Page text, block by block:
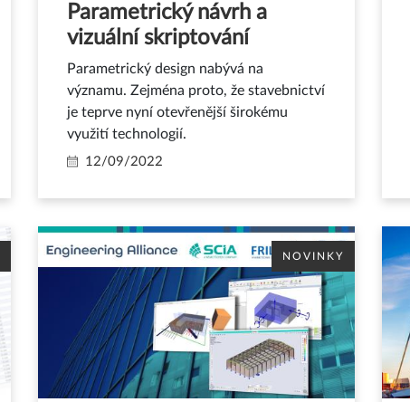
Parametrický návrh a
vizuální skriptování
Parametrický design nabývá na
významu. Zejména proto, že stavebnictví
je teprve nyní otevřenější širokému
využití technologií.
12/09/2022
NOVINKY